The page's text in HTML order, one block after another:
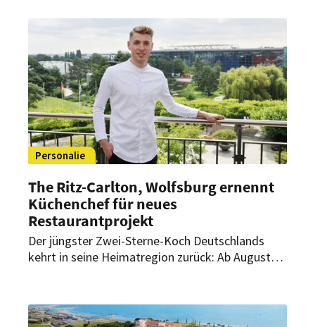
Freie verlagert werden.
Personalie
The Ritz-Carlton, Wolfsburg ernennt
Küchenchef für neues
Restaurantprojekt
Der jüngster Zwei-Sterne-Koch Deutschlands
kehrt in seine Heimatregion zurück: Ab August
Restaurantprojekts im The Ritz-Carlton,
Wolfsburg.